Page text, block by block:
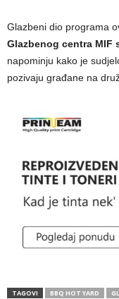
Glazbeni dio programa
Glazbenog centra MIF
napominju kako je
pozivaju građane na
TAGOVI BBQ HOT YARD